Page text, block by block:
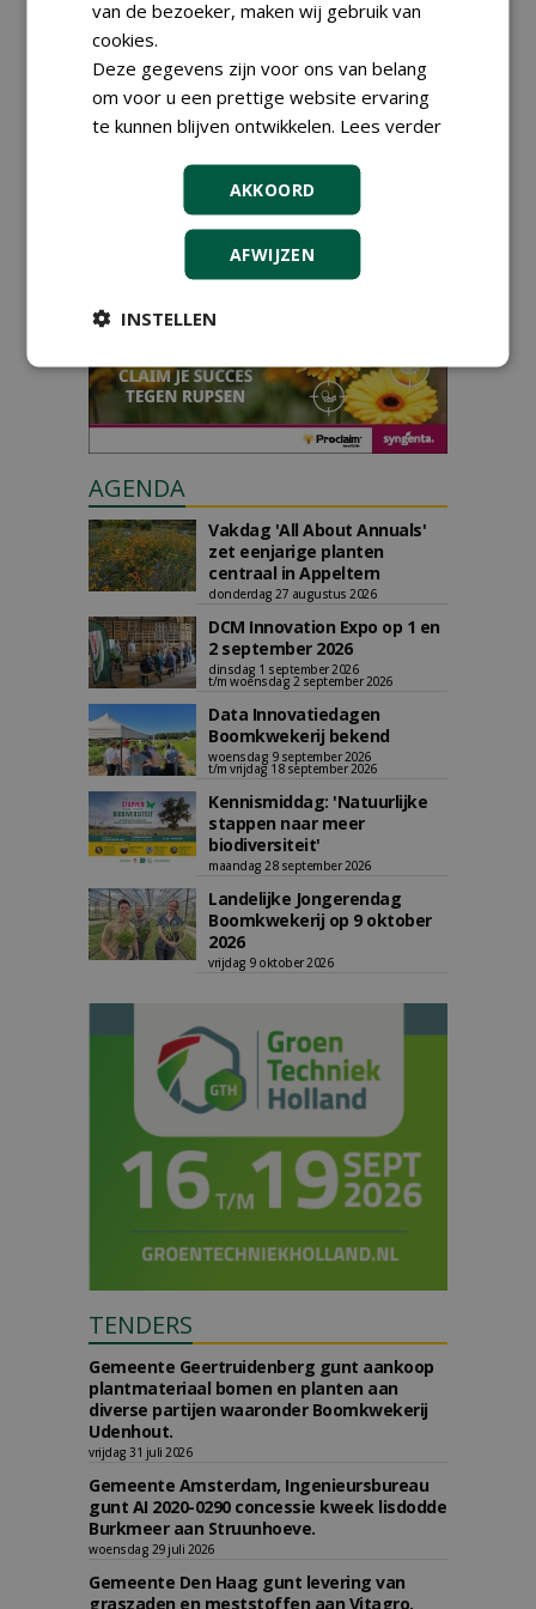
GREEN OUTLET
Iedereen kan gratis kleine advertenties
plaatsen via zijn eigen account.
Plaats een gratis advertentie
AGENDA
Vakdag 'All About Annuals'
zet eenjarige planten
centraal in Appeltern
donderdag 27 augustus 2026
DCM Innovation Expo op 1 en
2 september 2026
dinsdag 1 september 2026
t/m woensdag 2 september 2026
Data Innovatiedagen
Boomkwekerij bekend
woensdag 9 september 2026
t/m vrijdag 18 september 2026
Kennismiddag: 'Natuurlijke
stappen naar meer
biodiversiteit'
maandag 28 september 2026
Landelijke Jongerendag
Boomkwekerij op 9 oktober
2026
vrijdag 9 oktober 2026
TENDERS
Gemeente Geertruidenberg gunt aankoop
plantmateriaal bomen en planten aan
diverse partijen waaronder Boomkwekerij
Udenhout.
vrijdag 31 juli 2026
Gemeente Amsterdam, Ingenieursbureau
gunt AI 2020-0290 concessie kweek lisdodde
Burkmeer aan Struunhoeve.
woensdag 29 juli 2026
Gemeente Den Haag gunt levering van
graszaden en meststoffen aan Vitagro.
van de bezoeker, maken wij gebruik van
cookies.
Deze gegevens zijn voor ons van belang
om voor u een prettige website ervaring
te kunnen blijven ontwikkelen. Lees verder
AKKOORD
AFWIJZEN
INSTELLEN